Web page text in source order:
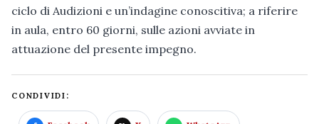
ciclo di Audizioni e un’indagine conoscitiva; a riferire
in aula, entro 60 giorni, sulle azioni avviate in
attuazione del presente impegno.
CONDIVIDI: